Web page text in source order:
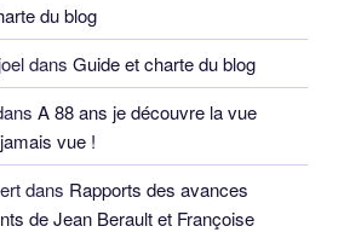
du blog
dans Guide et charte du blog
A 88 ans je découvre la vue
vue !
dans Rapports des avances
de Jean Berault et Françoise